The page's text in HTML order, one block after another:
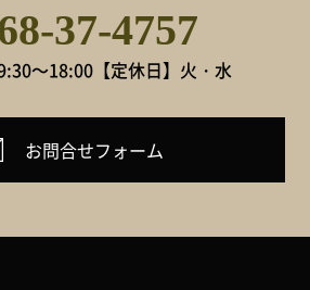
37-4757
～18:00【定休日】火・水
お問合せフォーム